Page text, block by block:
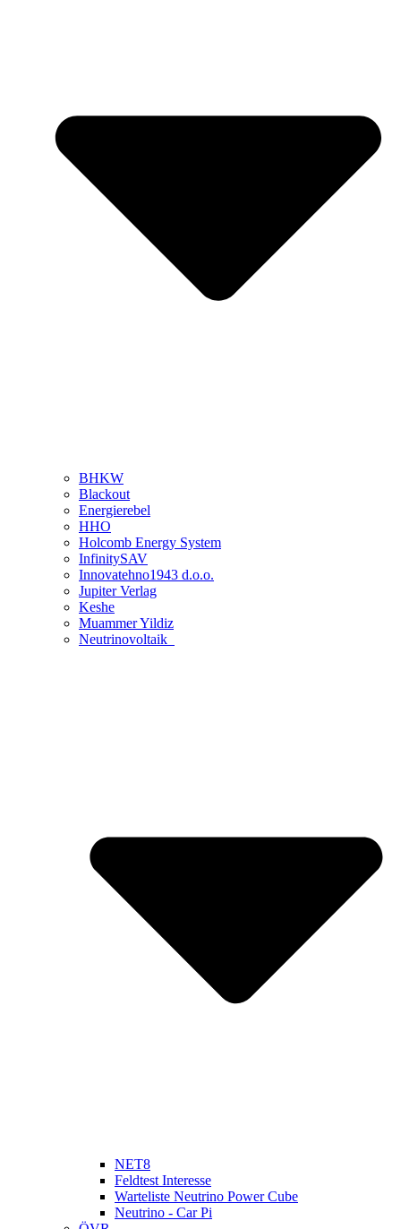
BHKW
Blackout
Energierebel
HHO
Holcomb Energy System
InfinitySAV
Innovatehno1943 d.o.o.
Jupiter Verlag
Keshe
Muammer Yildiz
Neutrinovoltaik
NET8
Feldtest Interesse
Warteliste Neutrino Power Cube
Neutrino - Car Pi